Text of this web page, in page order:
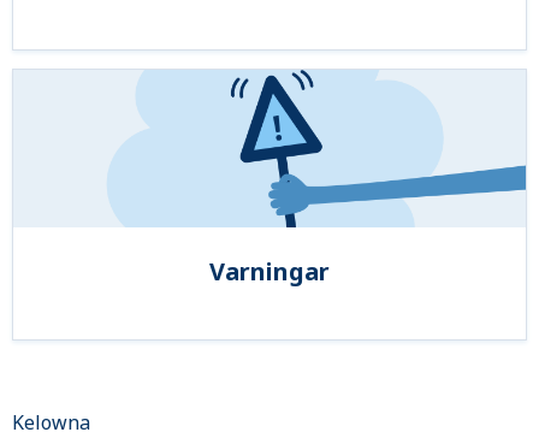
Varningar
Kelowna